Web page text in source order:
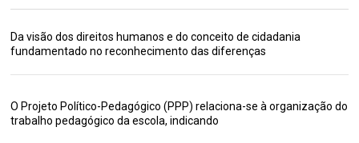
Da visão dos direitos humanos e do conceito de cidadania
fundamentado no reconhecimento das diferenças
O Projeto Político-Pedagógico (PPP) relaciona-se à organização do
trabalho pedagógico da escola, indicando